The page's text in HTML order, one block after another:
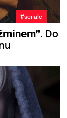
#seriale
. Do